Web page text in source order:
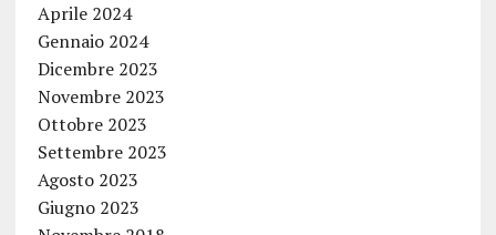
Aprile 2024
Gennaio 2024
Dicembre 2023
Novembre 2023
Ottobre 2023
Settembre 2023
Agosto 2023
Giugno 2023